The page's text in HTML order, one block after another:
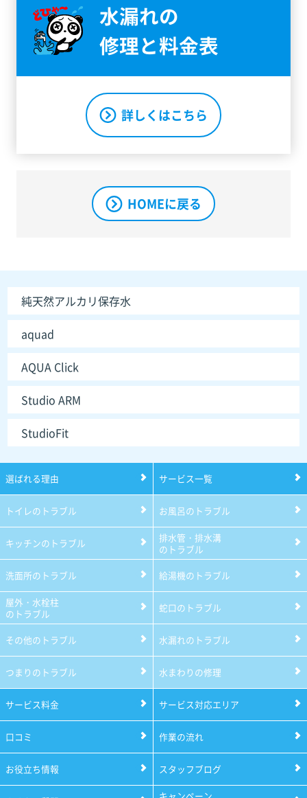
水漏れの
修理と料金表
詳しくはこちら
HOMEに戻る
純天然アルカリ保存水
aquad
AQUA Click
Studio ARM
StudioFit
選ばれる理由 サービス一覧
トイレのトラブル お風呂のトラブル
キッチンのトラブル
排水管・排水溝
のトラブル
洗面所のトラブル
給湯機のトラブル
屋外・水栓柱
のトラブル
蛇口のトラブル
その他のトラブル 水漏れのトラブル
つまりのトラブル 水まわりの修理
サービス料金 サービス対応エリア
口コミ 作業の流れ
お役立ち情報 スタッフブログ